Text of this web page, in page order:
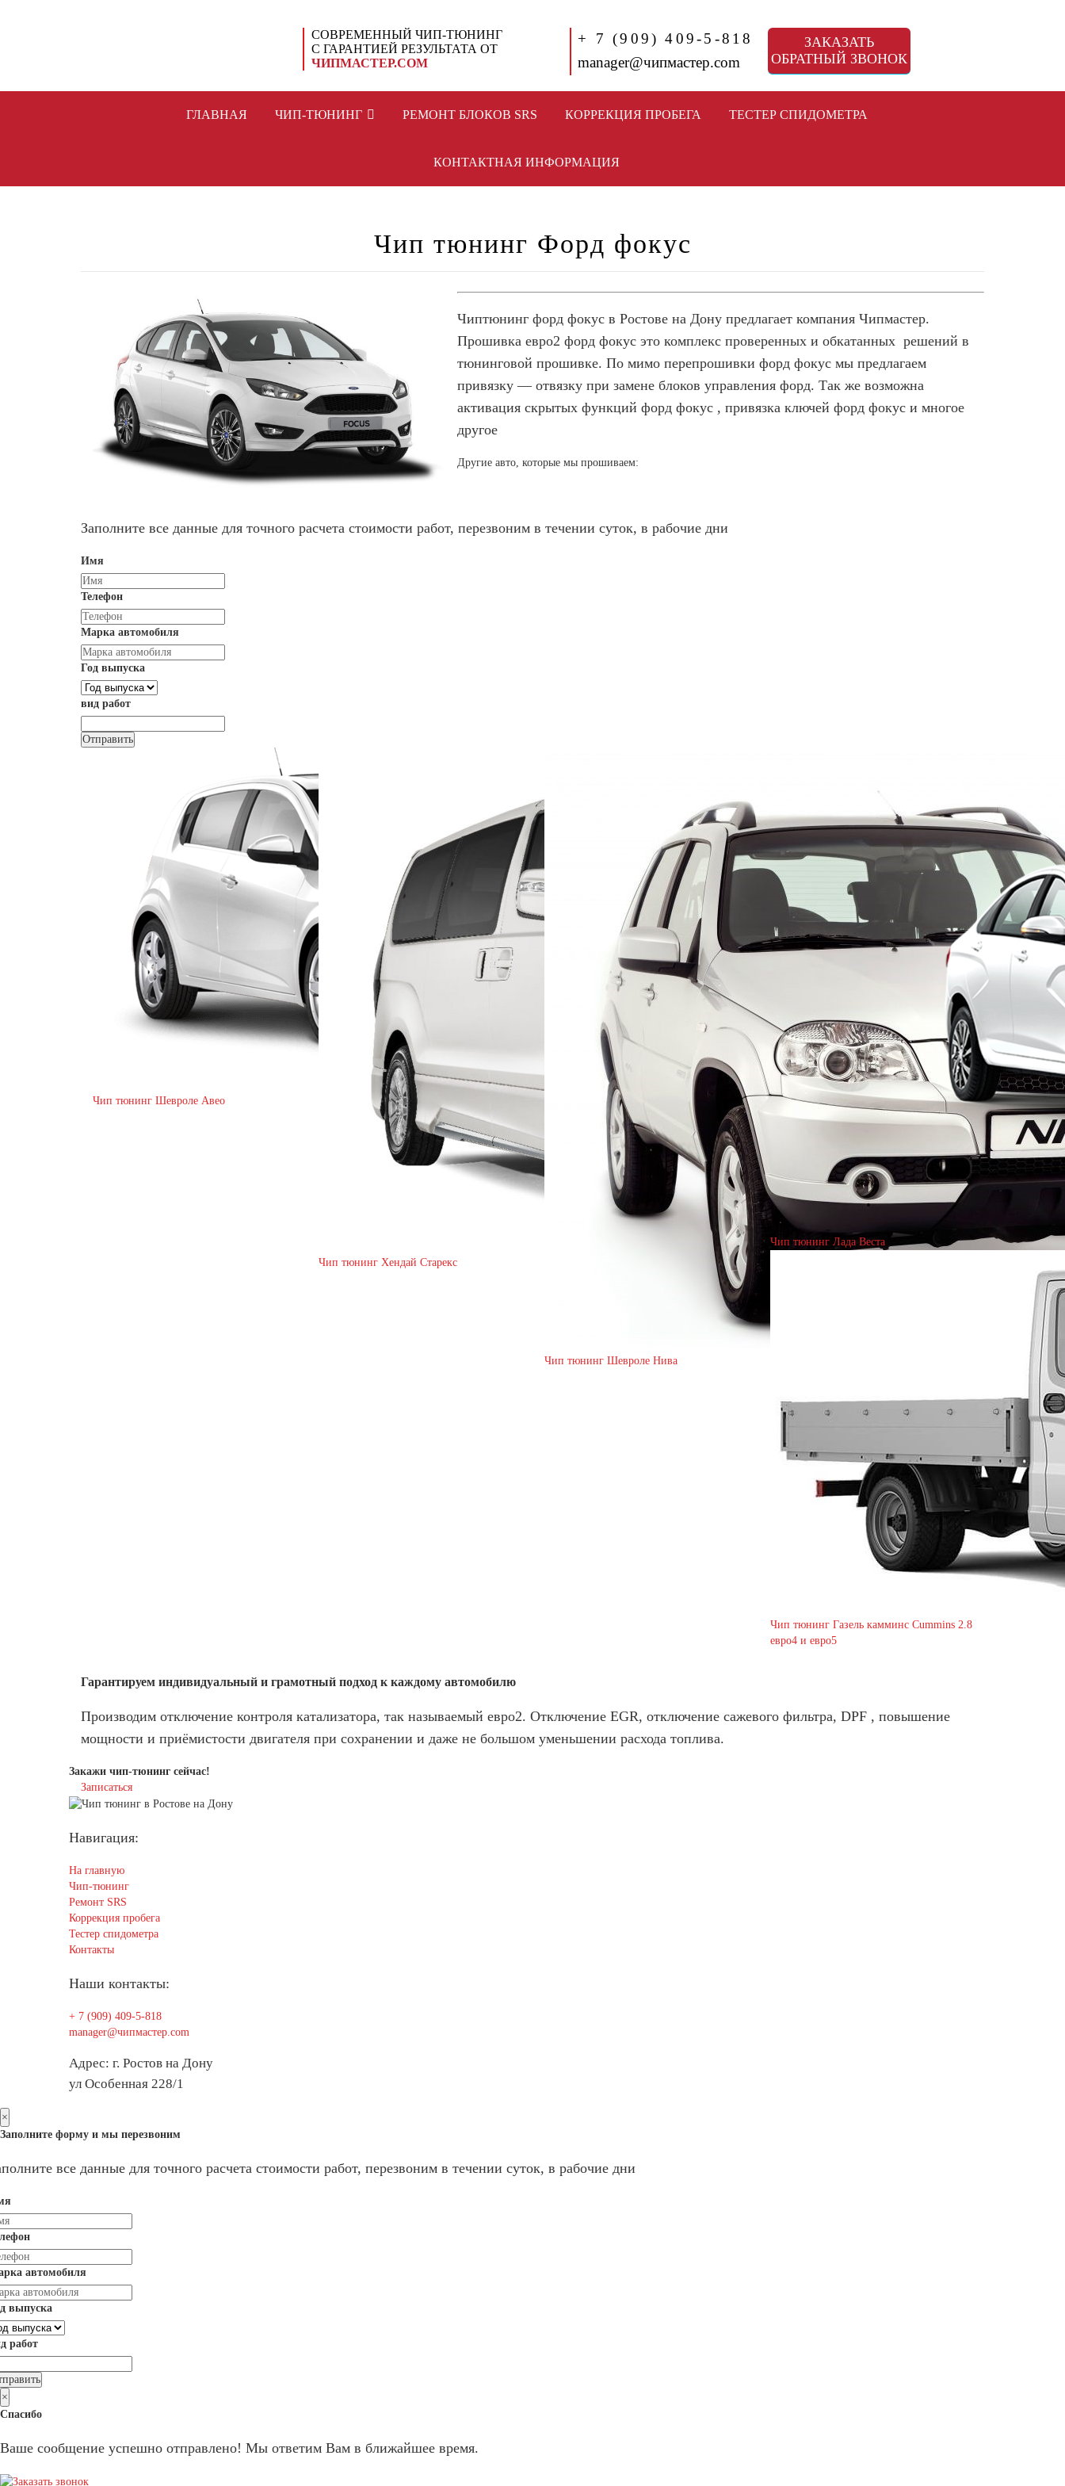
СОВРЕМЕННЫЙ ЧИП-ТЮНИНГ
С ГАРАНТИЕЙ РЕЗУЛЬТАТА ОТ
ЧИПМАСТЕР.СОМ
ЗАКАЗАТЬ
ОБРАТНЫЙ ЗВОНОК
+ 7 (909) 409-5-818
manager@чипмастер.com
ГЛАВНАЯ ЧИП-ТЮНИНГ РЕМОНТ БЛОКОВ SRS КОРРЕКЦИЯ ПРОБЕГА ТЕСТЕР СПИДОМЕТРА
КОНТАКТНАЯ ИНФОРМАЦИЯ
Чип тюнинг Форд фокус
Заполните все данные для точного расчета стоимости работ, перезвоним в течении суток, в рабочие дни
Имя
Телефон
Марка автомобиля
Год выпуска
вид работ
Чиптюнинг форд фокус в Ростове на Дону предлагает компания Чипмастер.
Прошивка евро2 форд фокус это комплекс проверенных и обкатанных решений в
тюнинговой прошивке. По мимо перепрошивки форд фокус мы предлагаем
привязку — отвязку при замене блоков управления форд. Так же возможна
активация скрытых функций форд фокус , привязка ключей форд фокус и многое
другое
Другие авто, которые мы прошиваем:
Чип тюнинг Шевроле Авео
Чип тюнинг Хендай Старекс
Чип тюнинг Шевроле Нива
Чип тюнинг Лада Веста
Чип тюнинг Газель камминс Cummins 2.8
евро4 и евро5
Гарантируем индивидуальный и грамотный подход к каждому автомобилю
Производим отключение контроля катализатора, так называемый евро2. Отключение EGR, отключение сажевого фильтра, DPF , повышение
мощности и приёмистости двигателя при сохранении и даже не большом уменьшении расхода топлива.
Закажи чип-тюнинг сейчас!
Записаться
Навигация:
На главную
Чип-тюнинг
Ремонт SRS
Коррекция пробега
Тестер спидометра
Контакты
Наши контакты:
+ 7 (909) 409-5-818
manager@чипмастер.com
Адрес: г. Ростов на Дону
ул Особенная 228/1
×
Заполните форму и мы перезвоним
все данные для точного расчета стоимости работ, перезвоним в течении суток, в рабочие дни
автомобиля
выпуска
работ
×
Спасибо
Ваше сообщение успешно отправлено! Мы ответим Вам в ближайшее время.